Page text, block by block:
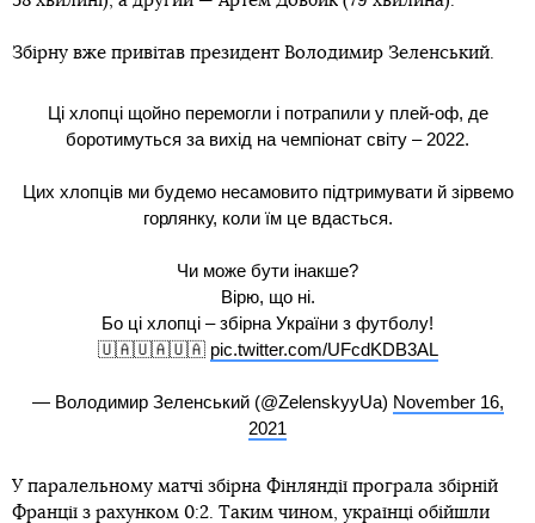
Збірну вже привітав президент Володимир Зеленський.
Ці хлопці щойно перемогли і потрапили у плей-оф, де
боротимуться за вихід на чемпіонат світу – 2022.
Цих хлопців ми будемо несамовито підтримувати й зірвемо
горлянку, коли їм це вдасться.
Чи може бути інакше?
Вірю, що ні.
Бо ці хлопці – збірна України з футболу!
🇺🇦🇺🇦🇺🇦 pic.twitter.com/UFcdKDB3AL
— Володимир Зеленський (@ZelenskyyUa) November 16,
2021
У паралельному матчі збірна Фінляндії програла збірній
Франції з рахунком 0:2. Таким чином, українці обійшли